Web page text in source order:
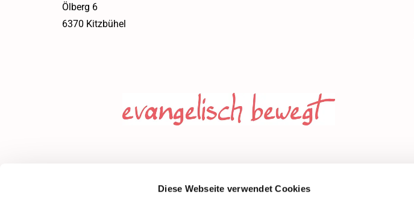
Diese Webseite verwendet Cookies
Ölberg 6
6370 Kitzbühel